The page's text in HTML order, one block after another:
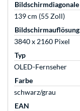
Bildschirmdiagonale
139 cm (55 Zoll)
Bildschirmauflösung
3840 x 2160 Pixel
Typ
OLED-Fernseher
Farbe
schwarz/grau
EAN